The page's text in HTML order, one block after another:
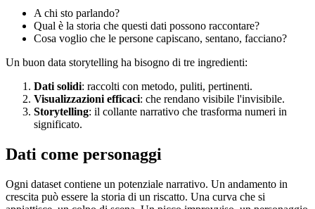
A chi sto parlando?
Qual è la storia che questi dati possono raccontare?
Cosa voglio che le persone capiscano, sentano, facciano?
Un buon data storytelling ha bisogno di tre ingredienti:
Dati solidi: raccolti con metodo, puliti, pertinenti.
Visualizzazioni efficaci: che rendano visibile l'invisibile.
Storytelling: il collante narrativo che trasforma numeri in
significato.
Dati come personaggi
Ogni dataset contiene un potenziale narrativo. Un andamento in
crescita può essere la storia di un riscatto. Una curva che si